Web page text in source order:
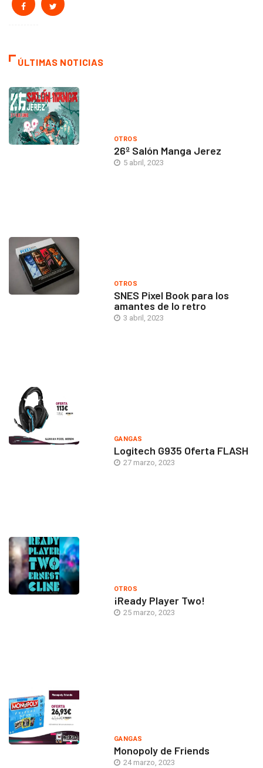
ÚLTIMAS NOTICIAS
OTROS
26º Salón Manga Jerez
5 abril, 2023
OTROS
SNES Pixel Book para los
amantes de lo retro
3 abril, 2023
GANGAS
Logitech G935 Oferta FLASH
27 marzo, 2023
OTROS
¡Ready Player Two!
25 marzo, 2023
GANGAS
Monopoly de Friends
24 marzo, 2023